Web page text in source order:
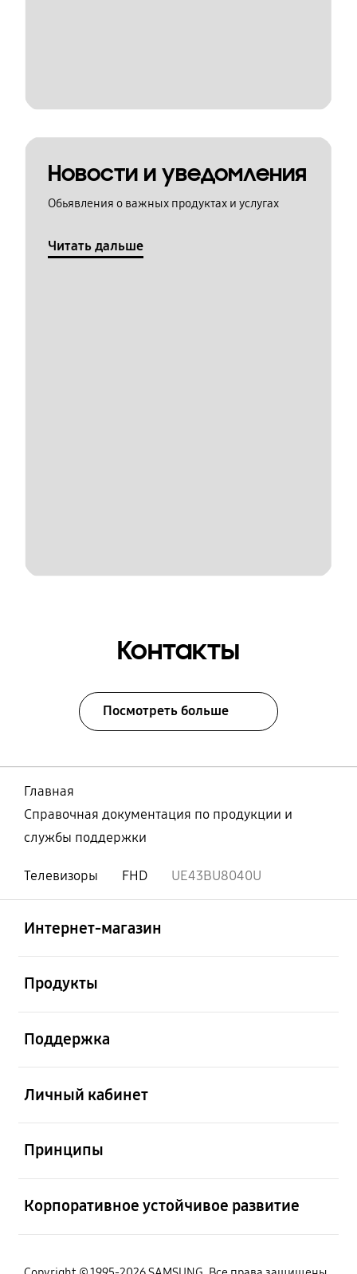
Новости и уведомления
Обьявления о важных продуктах и услугах
Читать дальше
Контакты
Посмотреть больше
Главная
Справочная документация по продукции и
службы поддержки
Телевизоры FHD UE43BU8040U
Интернет-магазин
Продукты
Поддержка
Личный кабинет
Принципы
Корпоративное устойчивое развитие